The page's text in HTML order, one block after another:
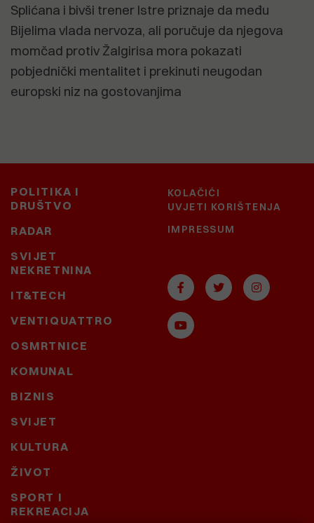
Splićana i bivši trener Istre priznaje da među
Bijelima vlada nervoza, ali poručuje da njegova
momčad protiv Žalgirisa mora pokazati
pobjednički mentalitet i prekinuti neugodan
europski niz na gostovanjima
POLITIKA I
DRUŠTVO
RADAR
SVIJET
NEKRETNINA
IT&TECH
VENTIQUATTRO
OSMRTNICE
KOMUNAL
BIZNIS
SVIJET
KULTURA
ŽIVOT
SPORT I
REKREACIJA
KOLAČIĆI
UVJETI KORIŠTENJA
IMPRESSUM